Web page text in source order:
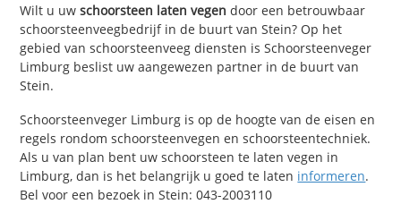
Wilt u uwschoorsteen laten vegen door een betrouwbaar
schoorsteenveegbedrijf in de buurt van Stein? Op het
gebied van schoorsteenveeg diensten is Schoorsteenveger
Limburg beslist uw aangewezen partner in de buurt van
Stein.
Schoorsteenveger Limburg is op de hoogte van de eisen en
regels rondom schoorsteenvegen en schoorsteentechniek.
Als u van plan bent uw schoorsteen te laten vegen in
Limburg, dan is het belangrijk u goed te laten informeren.
Bel voor een bezoek in Stein: 043-2003110